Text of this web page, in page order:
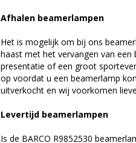
Afhalen beamerlampen
Het is mogelijk om bij ons
haast met het vervangen van
presentatie of een groot
op voordat u een beamerlamp
uitverkocht en wij voorkomen
Levertijd beamerlampen
Is de BARCO R9852530